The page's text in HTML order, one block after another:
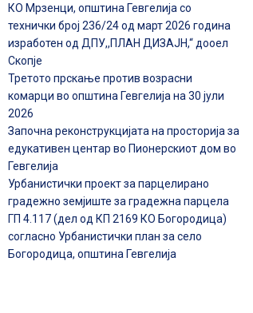
КО Мрзенци, општина Гевгелија со
технички број 236/24 од март 2026 година
изработен од ДПУ,,ПЛАН ДИЗАЈН,“ дооел
Скопје
Третото прскање против возрасни
комарци во општина Гевгелија на 30 јули
2026
Започна реконструкцијата на просторија за
едукативен центар во Пионерскиот дом во
Гевгелија
Урбанистички проект за парцелирано
градежно земјиште за градежна парцела
ГП 4.117 (дел од КП 2169 КО Богородица)
согласно Урбанистички план за село
Богородица, општина Гевгелија